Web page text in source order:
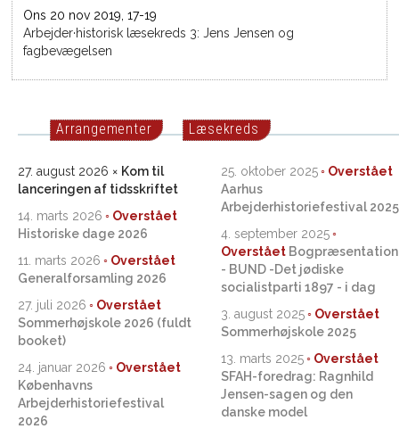
Ons 20 nov 2019, 17-19
Arbejder·historisk læsekreds 3: Jens Jensen og
fagbevægelsen
Arrangementer Læsekreds
27. august 2026
Kom til
lanceringen af tidsskriftet
14. marts 2026
Historiske dage 2026
11. marts 2026
Generalforsamling 2026
27. juli 2026
Sommerhøjskole 2026 (fuldt
booket)
24. januar 2026
Københavns
Arbejderhistoriefestival
2026
25. oktober 2025
Aarhus
Arbejderhistoriefestival 2025
4. september 2025
Bogpræsentation
- BUND -Det jødiske
socialistparti 1897 - i dag
3. august 2025
Sommerhøjskole 2025
13. marts 2025
SFAH-foredrag: Ragnhild
Jensen-sagen og den
danske model